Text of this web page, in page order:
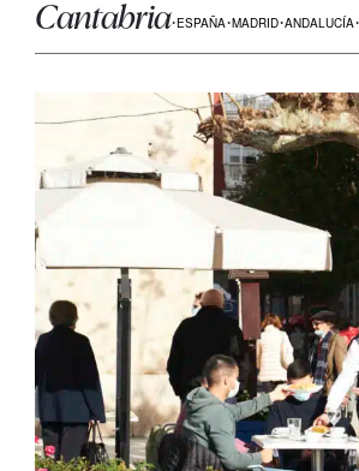
Cantabria ESPAÑA MADRID ANDALUCÍA